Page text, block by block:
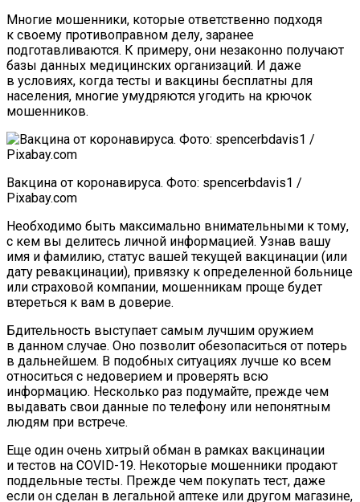
Многие мошенники, которые ответственно подходя
к своему противоправном делу, заранее
подготавливаются. К примеру, они незаконно получают
базы данных медицинских организаций. И даже
в условиях, когда тесты и вакцины бесплатны для
населения, многие умудряются угодить на крючок
мошенников.
Вакцина от коронавируса. Фото: spencerbdavis1 /
Pixabay.com
Необходимо быть максимально внимательными к тому,
с кем вы делитесь личной информацией. Узнав вашу
имя и фамилию, статус вашей текущей вакцинации (или
дату ревакцинации), привязку к определенной больнице
или страховой компании, мошенникам проще будет
втереться к вам в доверие.
Бдительность выступает самым лучшим оружием
в данном случае. Оно позволит обезопаситься от потерь
в дальнейшем. В подобных ситуациях лучше ко всем
относиться с недоверием и проверять всю
информацию. Несколько раз подумайте, прежде чем
выдавать свои данные по телефону или непонятным
людям при встрече.
Еще один очень хитрый обман в рамках вакцинации
и тестов на COVID-19. Некоторые мошенники продают
поддельные тесты. Прежде чем покупать тест, даже
если он сделан в легальной аптеке или другом магазине,